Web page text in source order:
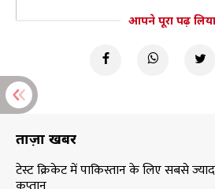
आपने पूरा पढ़
ताज़ा खबरें
टेस्ट क्रिकेट में पाकिस्तान के लिए सबसे